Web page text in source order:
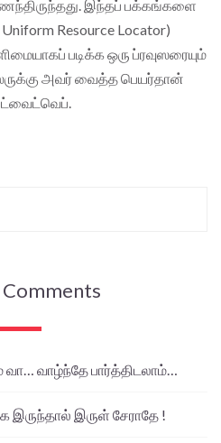
இந்தப் பக்கங்களை
Resource Locator)
படிக்க ஒரு ப்ரவுஸரையும்
அவர் வைத்த பெயர்தான்
Comments
வாழ்ந்தே பார்த்திடலாம்…
இருந்தால் இருள் சேராதே !